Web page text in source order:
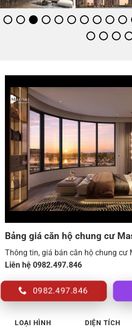
Bảng giá căn hộ chung cư
Thông tin, giá bán căn hộ chung cư
Liên hệ 0982.497.846
0982.497.846
LOẠI HÌNH DIỆN TÍCH